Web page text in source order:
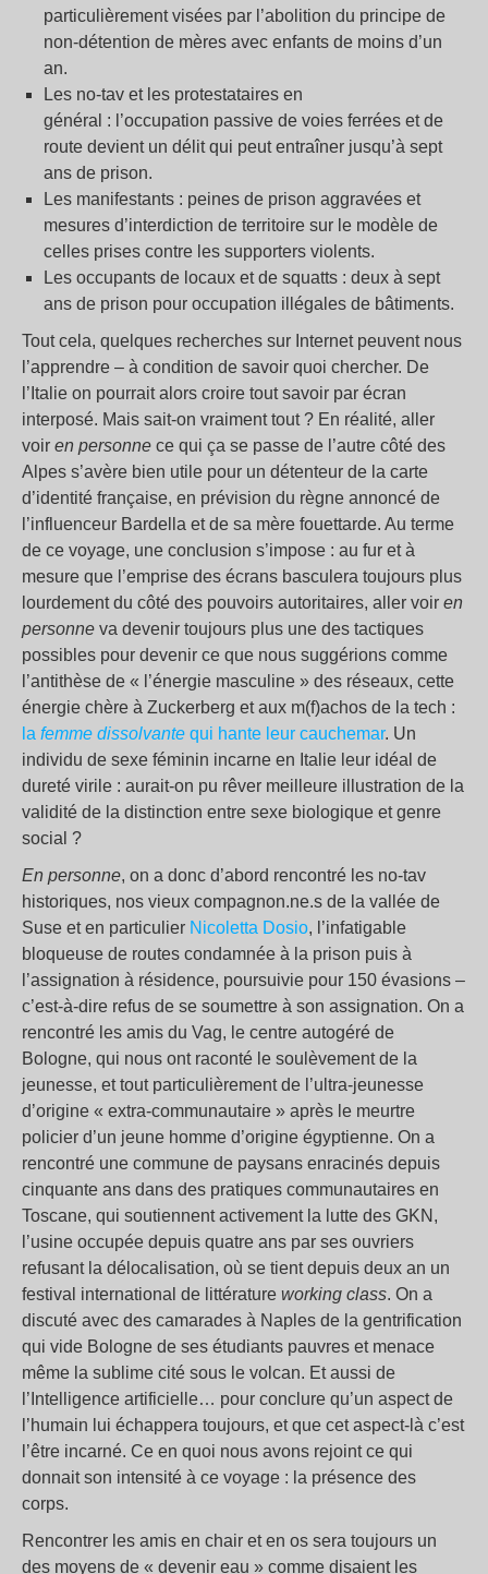
particulièrement visées par l’abolition du principe de
non-détention de mères avec enfants de moins d’un
an.
Les no-tav et les protestataires en
général : l’occupation passive de voies ferrées et de
route devient un délit qui peut entraîner jusqu’à sept
ans de prison.
Les manifestants : peines de prison aggravées et
mesures d’interdiction de territoire sur le modèle de
celles prises contre les supporters violents.
Les occupants de locaux et de squatts : deux à sept
ans de prison pour occupation illégales de bâtiments.
Tout cela, quelques recherches sur Internet peuvent nous
l’apprendre – à condition de savoir quoi chercher. De
l’Italie on pourrait alors croire tout savoir par écran
interposé. Mais sait-on vraiment tout ? En réalité, aller
voir en personne ce qui ça se passe de l’autre côté des
Alpes s’avère bien utile pour un détenteur de la carte
d’identité française, en prévision du règne annoncé de
l’influenceur Bardella et de sa mère fouettarde. Au terme
de ce voyage, une conclusion s’impose : au fur et à
mesure que l’emprise des écrans basculera toujours plus
lourdement du côté des pouvoirs autoritaires, aller voir en
personne va devenir toujours plus une des tactiques
possibles pour devenir ce que nous suggérions comme
l’antithèse de « l’énergie masculine » des réseaux, cette
énergie chère à Zuckerberg et aux m(f)achos de la tech :
la femme dissolvante qui hante leur cauchemar. Un
individu de sexe féminin incarne en Italie leur idéal de
dureté virile : aurait-on pu rêver meilleure illustration de la
validité de la distinction entre sexe biologique et genre
social ?
En personne, on a donc d’abord rencontré les no-tav
historiques, nos vieux compagnon.ne.s de la vallée de
Suse et en particulier Nicoletta Dosio, l’infatigable
bloqueuse de routes condamnée à la prison puis à
l’assignation à résidence, poursuivie pour 150 évasions –
c’est-à-dire refus de se soumettre à son assignation. On a
rencontré les amis du Vag, le centre autogéré de
Bologne, qui nous ont raconté le soulèvement de la
jeunesse, et tout particulièrement de l’ultra-jeunesse
d’origine « extra-communautaire » après le meurtre
policier d’un jeune homme d’origine égyptienne. On a
rencontré une commune de paysans enracinés depuis
cinquante ans dans des pratiques communautaires en
Toscane, qui soutiennent activement la lutte des GKN,
l’usine occupée depuis quatre ans par ses ouvriers
refusant la délocalisation, où se tient depuis deux an un
festival international de littérature working class. On a
discuté avec des camarades à Naples de la gentrification
qui vide Bologne de ses étudiants pauvres et menace
même la sublime cité sous le volcan. Et aussi de
l’Intelligence artificielle… pour conclure qu’un aspect de
l’humain lui échappera toujours, et que cet aspect-là c’est
l’être incarné. Ce en quoi nous avons rejoint ce qui
donnait son intensité à ce voyage : la présence des
corps.
Rencontrer les amis en chair et en os sera toujours un
des moyens de « devenir eau » comme disaient les